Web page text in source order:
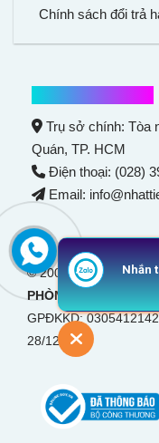
Chính sách đổi trả
Trụ sở chính: Tòa
Quán, TP. HCM
Điện thoại: (028)
Email:
© 2007 Bản quyền
PHÒNG NHẬT TIẾN
GPĐKKD:
28/12/2007
Nhắn